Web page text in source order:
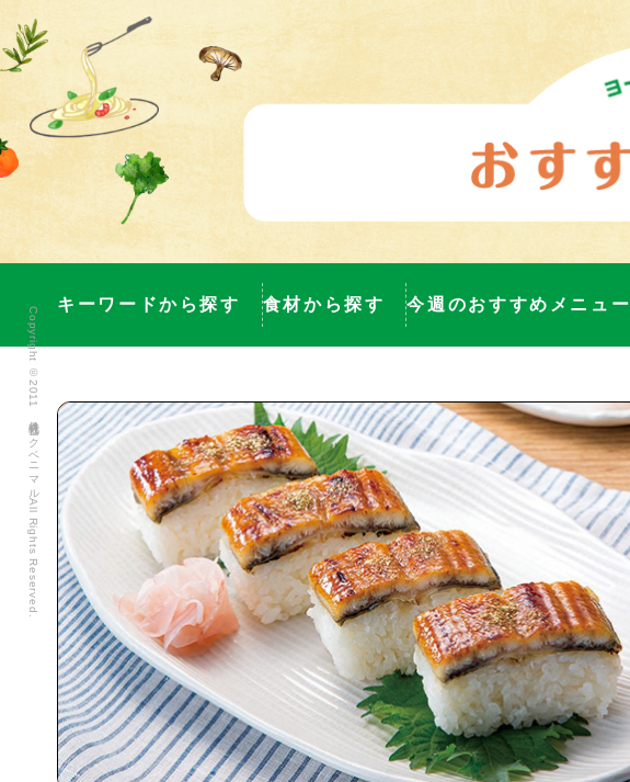
キーワードから探す 食材から探す 今週のおすすめメニュー
Copyright ©2011 株式会社ヨークベニマル All Rights Reserved.